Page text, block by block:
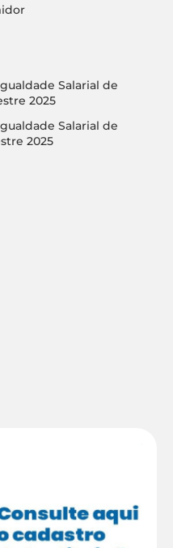
Salarial de
2025
Salarial de
2025